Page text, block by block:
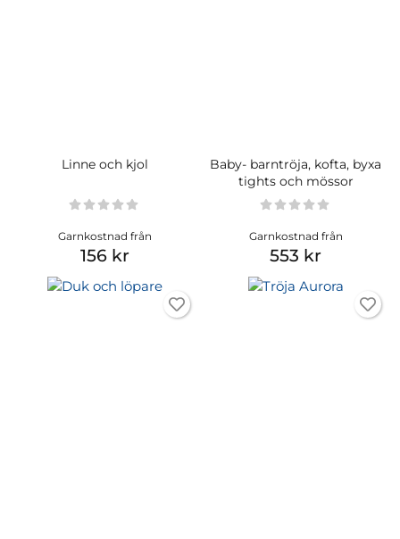
Linne och kjol
Garnkostnad från
156 kr
Baby- barntröja, kofta, byxa
tights och mössor
Garnkostnad från
553 kr